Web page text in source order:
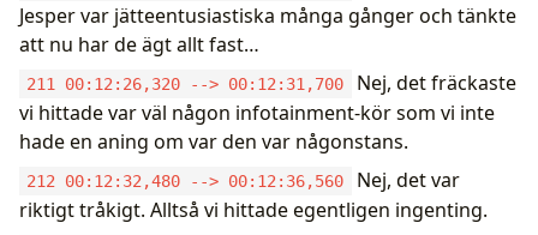
Jesper var jätteentusiastiska många gånger och tänkte
att nu har de ägt allt fast…
211 00:12:26,320 --> 00:12:31,700
Nej, det fräckaste
vi hittade var väl någon infotainment-kör som vi inte
hade en aning om var den var någonstans.
212 00:12:32,480 --> 00:12:36,560
Nej, det var
riktigt tråkigt. Alltså vi hittade egentligen ingenting.